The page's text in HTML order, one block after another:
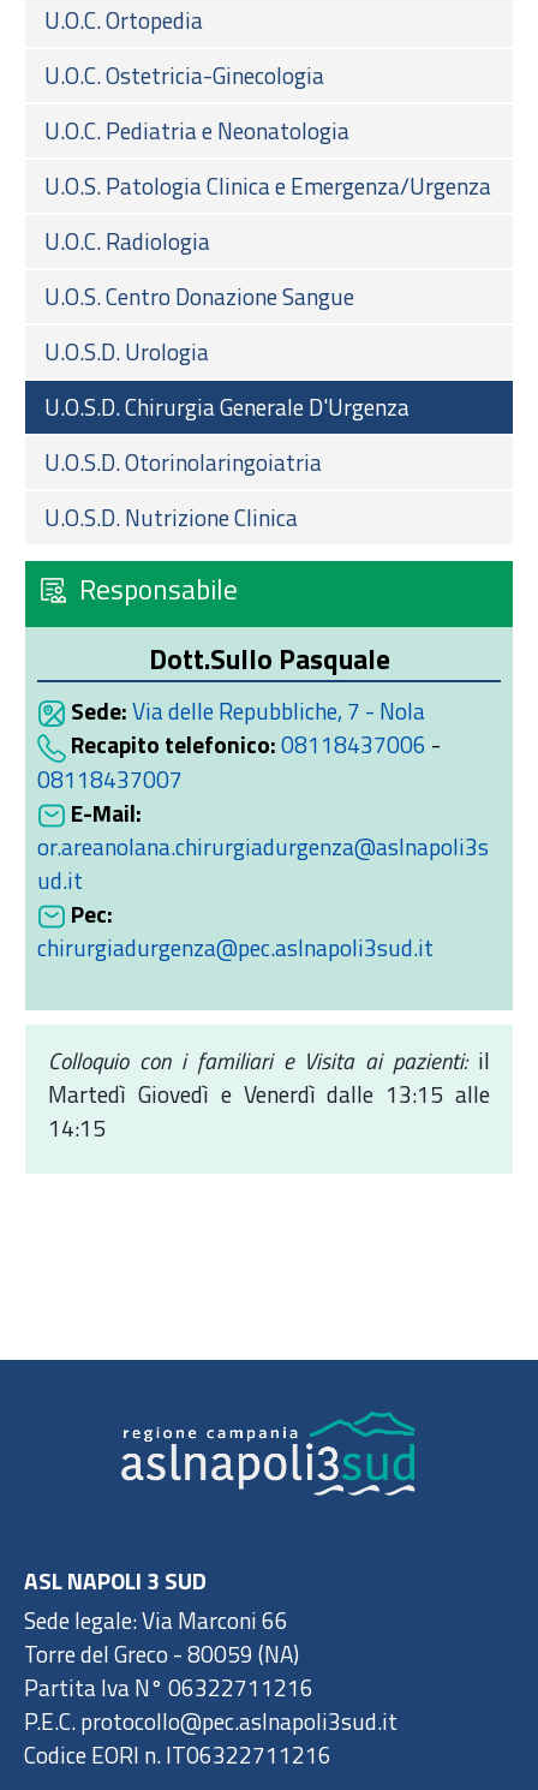
U.O.C. Ortopedia
U.O.C. Ostetricia-Ginecologia
U.O.C. Pediatria e Neonatologia
U.O.S. Patologia Clinica e Emergenza/Urgenza
U.O.C. Radiologia
U.O.S. Centro Donazione Sangue
U.O.S.D. Urologia
U.O.S.D. Chirurgia Generale D'Urgenza
U.O.S.D. Otorinolaringoiatria
U.O.S.D. Nutrizione Clinica
Responsabile
Dott.Sullo Pasquale
Sede:Via delle Repubbliche, 7 - Nola
Recapito telefonico:08118437006 -
08118437007
E-Mail:
or.areanolana.chirurgiadurgenza@aslnapoli3s
ud.it
Pec:
chirurgiadurgenza@pec.aslnapoli3sud.it
Colloquio con i familiari e Visita ai pazienti: il
Martedì Giovedì e Venerdì dalle 13:15 alle
14:15
ASL NAPOLI 3 SUD
Sede legale: Via Marconi 66
Torre del Greco - 80059 (NA)
Partita Iva N° 06322711216
P.E.C. protocollo@pec.aslnapoli3sud.it
Codice EORI n. IT06322711216